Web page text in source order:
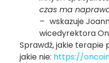
czas ma
– wskazuje
wicedyrektora
Sprawdź, jakie terapie
jakie nie: https://